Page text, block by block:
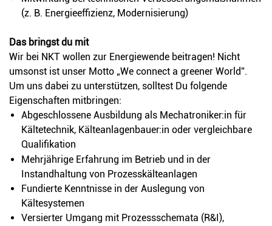
(z. B. Energieeffizienz, Modernisierung)
Das bringst du mit
Wir bei NKT wollen zur Energiewende beitragen! Nicht
umsonst ist unser Motto „We connect a greener World”.
Um uns dabei zu unterstützen, solltest Du folgende
Eigenschaften mitbringen:
Abgeschlossene Ausbildung als Mechatroniker:in für
Kältetechnik, Kälteanlagenbauer:in oder vergleichbare
Qualifikation
Mehrjährige Erfahrung im Betrieb und in der
Instandhaltung von Prozesskälteanlagen
Fundierte Kenntnisse in der Auslegung von
Kältesystemen
Versierter Umgang mit Prozessschemata (R&I),